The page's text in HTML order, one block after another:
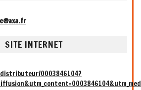
SITE INTERNET
0003846104?